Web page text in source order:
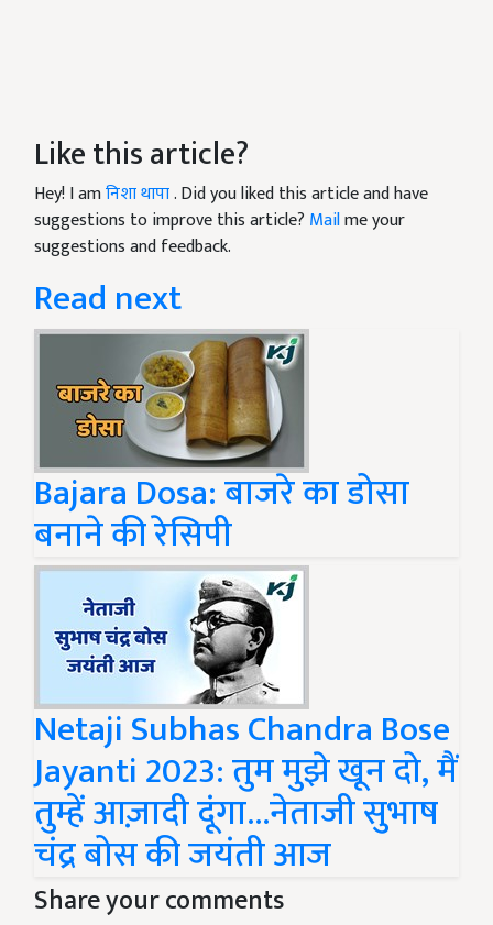
Like this article?
Hey! I amनिशा थापा. Did you liked this article and have
suggestions to improve this article? Mailme your
suggestions and feedback.
Read next
Bajara Dosa: बाजरे का डोसा
बनाने की रेसिपी
Netaji Subhas Chandra Bose
Jayanti 2023: तुम मुझे खून दो, मैं
तुम्हें आज़ादी दूंगा...नेताजी सुभाष
चंद्र बोस की जयंती आज
Share your comments